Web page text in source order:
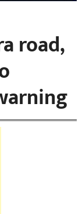
road,